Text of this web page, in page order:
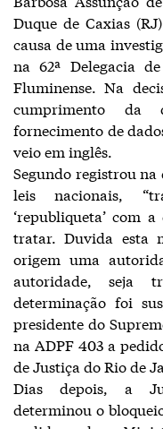
Duque de Caxias
causa de uma
na 62ª Delegacia
Fluminense. Na
cumprimento da
fornecimento de
veio em inglês.
Segundo registrou na
leis nacionais,
‘republiqueta’ com
tratar. Duvida esta
origem uma
autoridade, seja
determinação foi
presidente do
na ADPF 403 a
de Justiça do Rio de
Dias depois, a
determinou o